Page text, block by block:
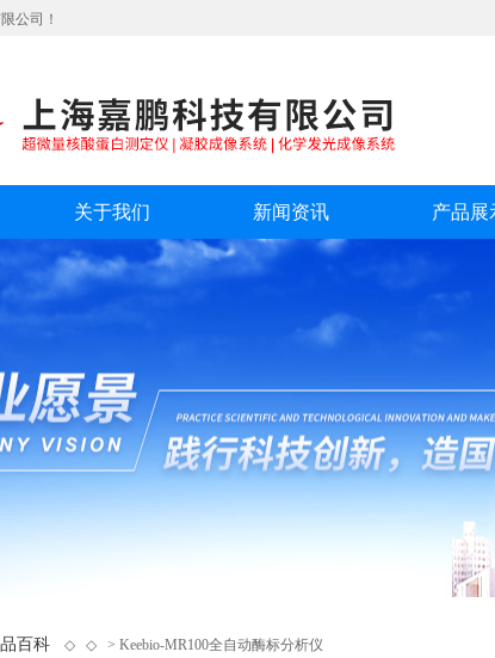
公司！
关于我们 新闻资讯 产品展
百科 ◇ ◇ > Keebio-MR100全自动酶标分析仪